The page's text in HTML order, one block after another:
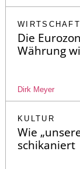
WIRTSCHAFT
Die
Währung
Dirk Meyer
KULTUR
Wie
schikaniert